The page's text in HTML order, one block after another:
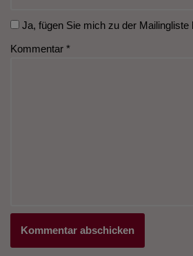
Ja, fügen Sie mich zu der Mailingliste
Kommentar *